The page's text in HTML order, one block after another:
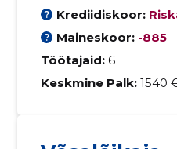
Krediidiskoor:
Maineskoor: -885
Töötajaid: 6
Keskmine Palk: 1540